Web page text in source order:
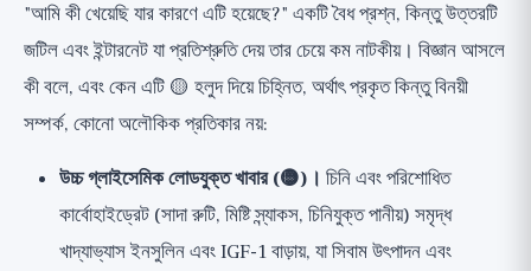
"আমি কী খেয়েছি যার কারণে এটি হয়েছে?" একটি বৈধ প্রশ্ন, কিন্তু উত্তরটি
জটিল এবং ইন্টারনেট যা প্রতিশ্রুতি দেয় তার চেয়ে কম নাটকীয়। বিজ্ঞান আসলে
কী বলে, এবং কেন এটি 🟡 হলুদ দিয়ে চিহ্নিত, অর্থাৎ প্রকৃত কিন্তু বিনয়ী
সম্পর্ক, কোনো অলৌকিক প্রতিকার নয়:
উচ্চ গ্লাইসেমিক লোডযুক্ত খাবার (🟡)। চিনি এবং পরিশোধিত
কার্বোহাইড্রেট (সাদা রুটি, মিষ্টি স্ন্যাকস, চিনিযুক্ত পানীয়) সমৃদ্ধ
খাদ্যাভ্যাস ইনসুলিন এবং IGF-1 বাড়ায়, যা সিবাম উৎপাদন এবং